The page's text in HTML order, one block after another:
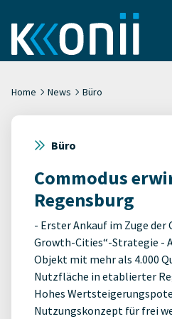
Home News Büro
Büro
Commodus
Regensburg
- Erster Ankauf im Zuge der
Growth-Cities“-Strategie -
Objekt mit mehr als 4.000
Nutzfläche in etablierter
Hohes
Nutzungskonzept für frei